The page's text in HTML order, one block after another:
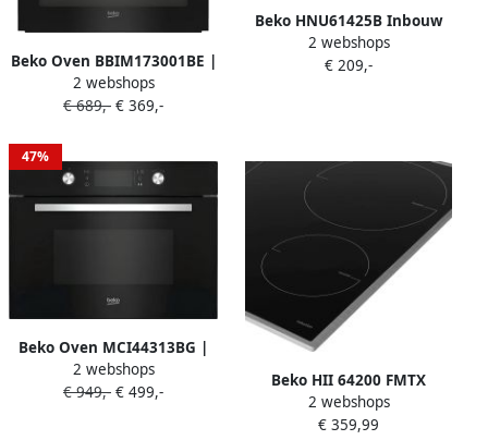
Beko Oven BBIM173001BE |
Heteluchtovens |
8690842606496
2 webshops
€ 689,- € 369,-
Beko HNU61425B Inbouw
afzuigkap Zwart
2 webshops
€ 209,-
47%
Beko Oven MCI44313BG |
Microgolfovens |
Keuken&Koken
2 webshops
€ 949,- € 499,-
Beko HII 64200 FMTX
inductiekookplaat Flex
inductie 2 fase
2 webshops
€ 359,99